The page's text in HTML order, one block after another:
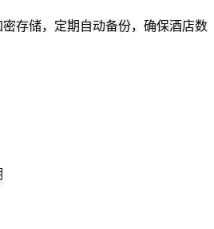
存储，定期自动备份，确保酒店数